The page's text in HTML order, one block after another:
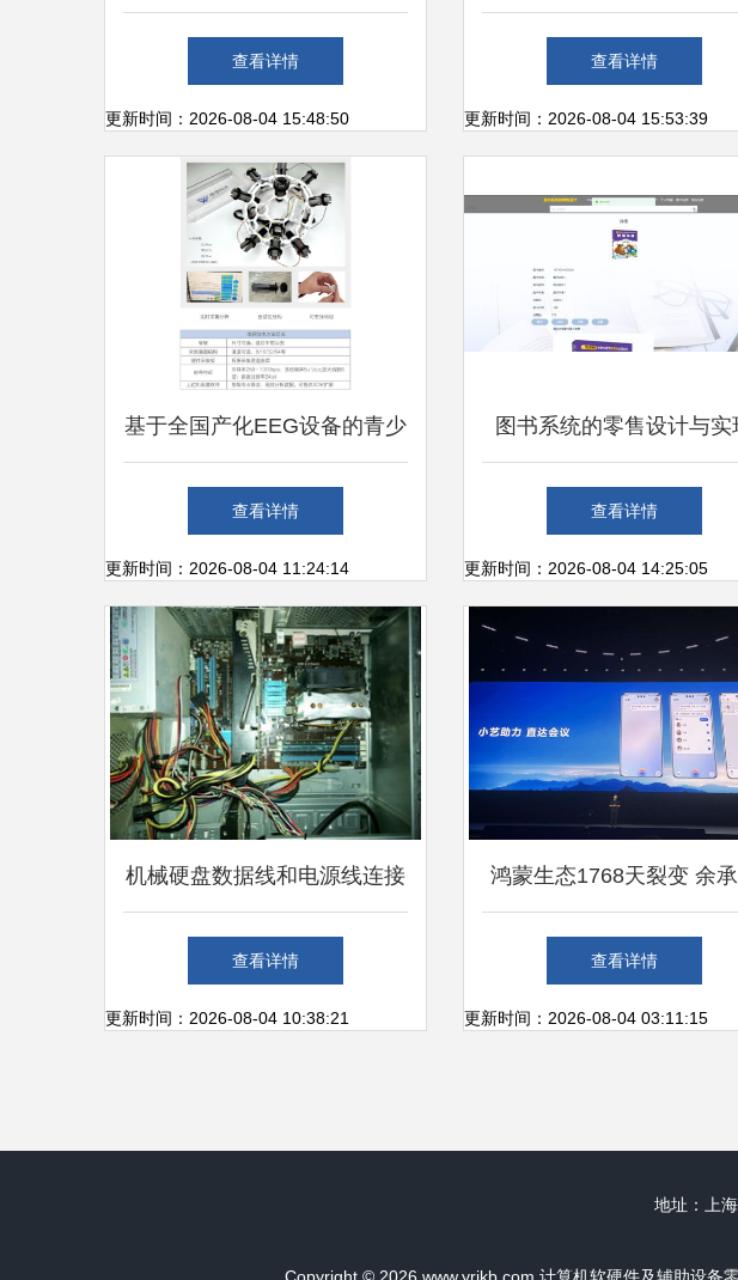
能终端零售解决方案 开启计
算机零售新图景
查看详情
更新时间：2026-08-04 15:48:50
技新公司，深耕计算机软硬
零售领域
查看详情
更新时间：2026-08-04 15:53:39
基于全国产化EEG设备的青少
年天赋测评与心理分析解决方
案
查看详情
更新时间：2026-08-04 11:24:14
图书系统的零售设计与实
基于计算机软硬件辅助的设
零售研究
查看详情
更新时间：2026-08-04 14:25:05
机械硬盘数据线和电源线连接
指南
查看详情
更新时间：2026-08-04 10:38:21
鸿蒙生态1768天裂变 余
口中的九亿设备与操作系统
场的“拼图逆袭”
查看详情
更新时间：2026-08-04 03:11:15
地址：上